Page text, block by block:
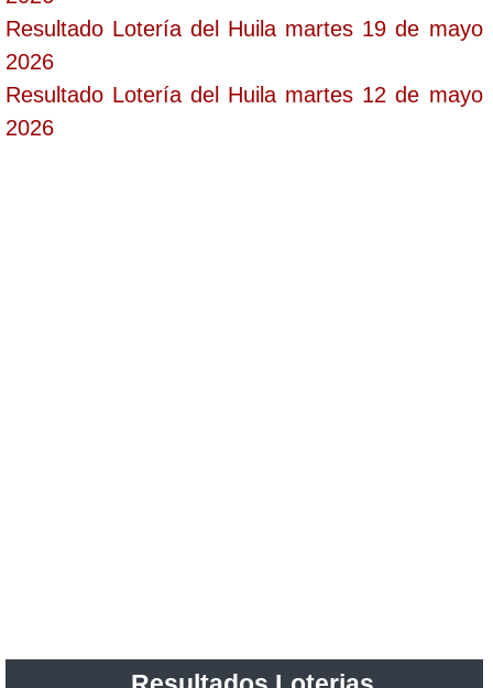
Resultado Lotería del Huila martes 19 de mayo
2026
Resultado Lotería del Huila martes 12 de mayo
2026